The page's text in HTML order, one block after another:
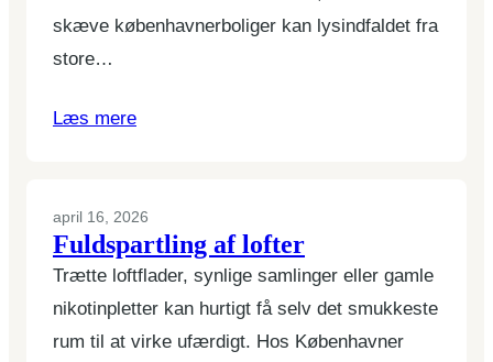
skæve københavnerboliger kan lysindfaldet fra
store…
Læs mere
april 16, 2026
Fuldspartling af lofter
Trætte loftflader, synlige samlinger eller gamle
nikotinpletter kan hurtigt få selv det smukkeste
rum til at virke ufærdigt. Hos Københavner